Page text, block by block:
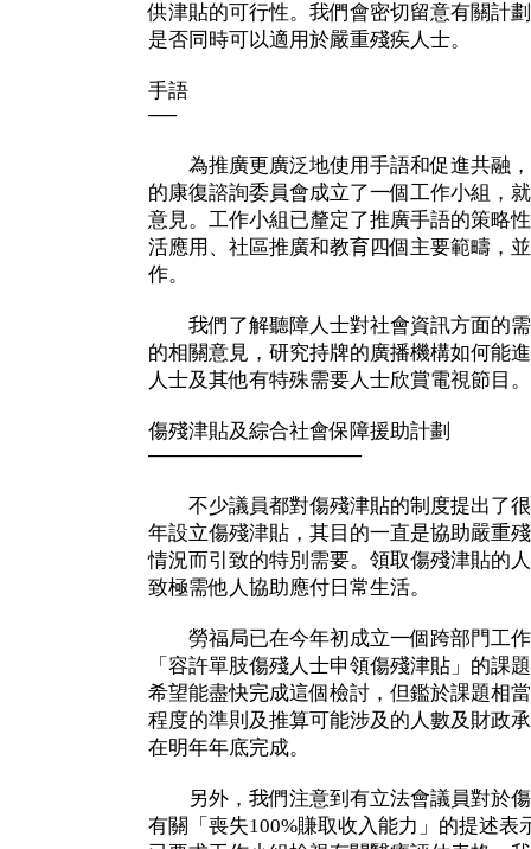
供津貼的可行性。我們會密切留意有關計
是否同時可以適用於嚴重殘疾人士。
手語
──
為推廣更廣泛地使用手語和促進共融，
的康復諮詢委員會成立了一個工作小組，
意見。工作小組已釐定了推廣手語的策略
活應用、社區推廣和教育四個主要範疇，
作。
我們了解聽障人士對社會資訊方面的需
的相關意見，研究持牌的廣播機構如何能
人士及其他有特殊需要人士欣賞電視節目。
傷殘津貼及綜合社會保障援助計劃
───────────────
不少議員都對傷殘津貼的制度提出了很
年設立傷殘津貼，其目的一直是協助嚴重
情況而引致的特別需要。領取傷殘津貼的
致極需他人協助應付日常生活。
勞福局已在今年初成立一個跨部門工作
「容許單肢傷殘人士申領傷殘津貼」的課
希望能盡快完成這個檢討，但鑑於課題相
程度的準則及推算可能涉及的人數及財政
在明年年底完成。
另外，我們注意到有立法會議員對於傷
有關「喪失100%賺取收入能力」的提述表